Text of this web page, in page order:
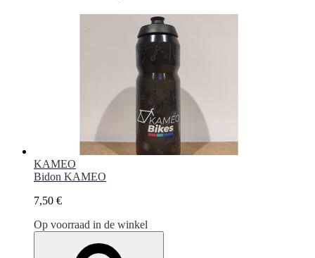
KAMEO
Bidon KAMEO
7,50 €
Op voorraad in de winkel